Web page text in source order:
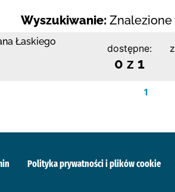
Wyszukiwanie: Znalezione
Łaskiego
dostępne:
0 z 1
1
Polityka prywatności i plików cookie